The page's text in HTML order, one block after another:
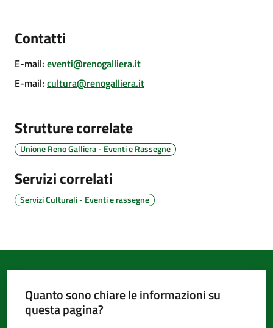
Tutti
gli
argomenti...
Contatti
E-mail: eventi@renogalliera.it
E-mail: cultura@renogalliera.it
Strutture correlate
Unione Reno Galliera - Eventi e Rassegne
Servizi correlati
Servizi Culturali - Eventi e rassegne
Quanto sono chiare le informazioni su
questa pagina?